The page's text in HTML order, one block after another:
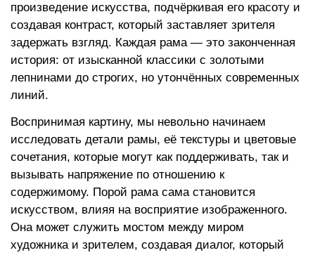
произведение искусства, подчёркивая его красоту и
создавая контраст, который заставляет зрителя
задержать взгляд. Каждая рама — это законченная
история: от изысканной классики с золотыми
лепнинами до строгих, но утончённых современных
линий.
Воспринимая картину, мы невольно начинаем
исследовать детали рамы, её текстуры и цветовые
сочетания, которые могут как поддерживать, так и
вызывать напряжение по отношению к
содержимому. Порой рама сама становится
искусством, влияя на восприятие изображенного.
Она может служить мостом между миром
художника и зрителем, создавая диалог, который